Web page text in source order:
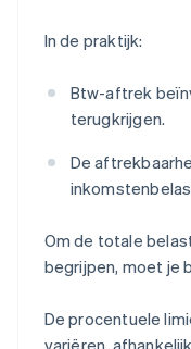
In de praktijk:
Btw-aftrek
terugkrijgen.
De
Om de totale
begrijpen, moet je
De procentuele
variëren,